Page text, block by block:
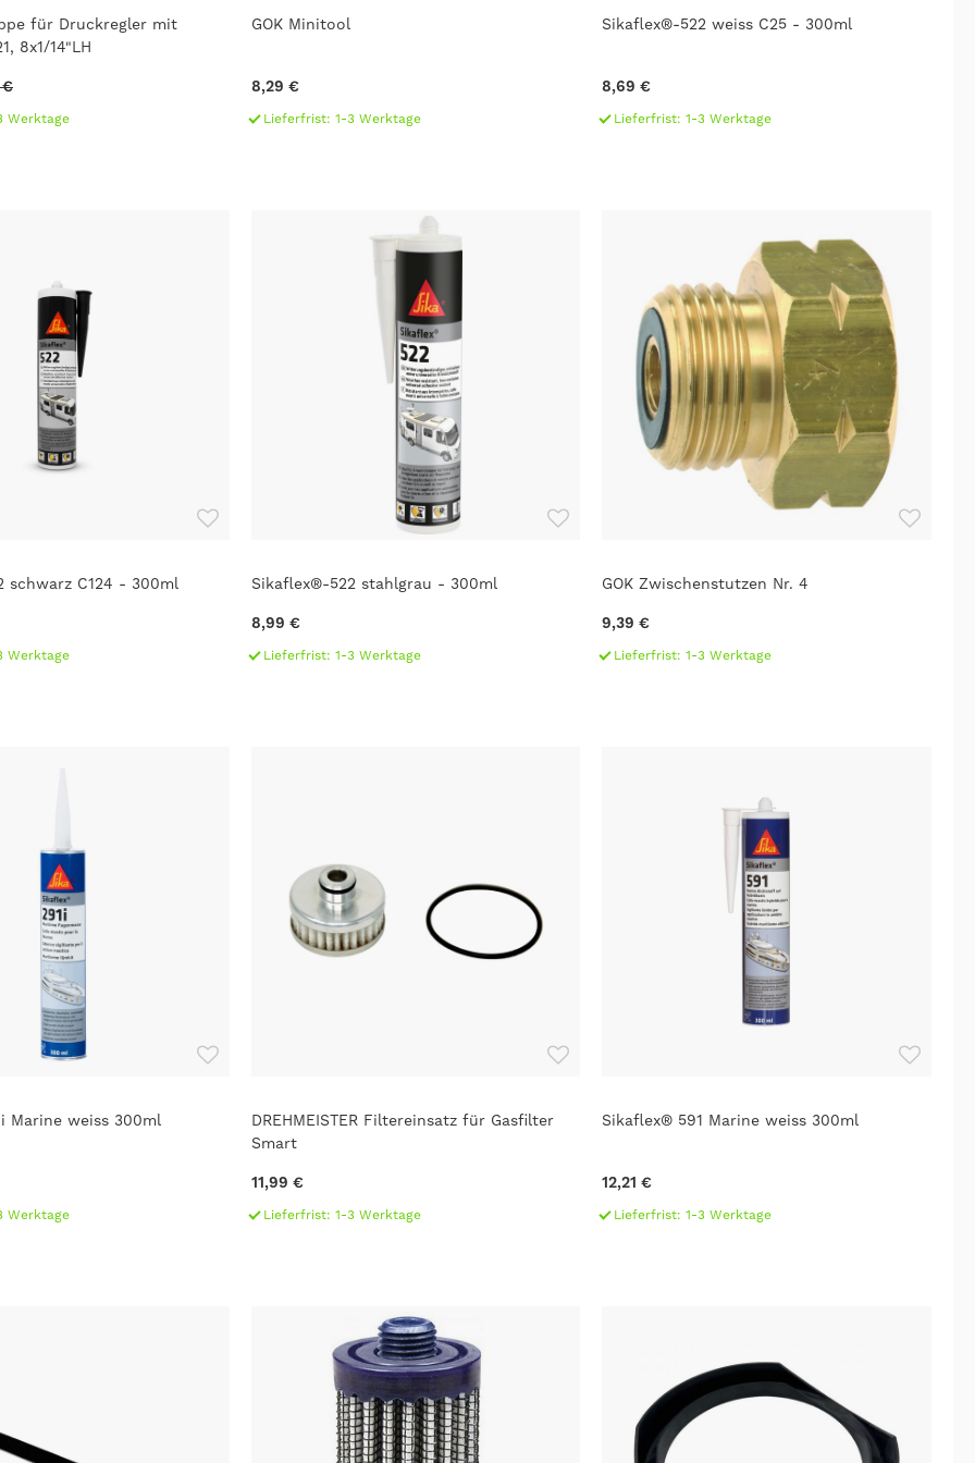
für Druckregler mit
8x1/14"LH
€
Werktage
GOK Minitool
8,29 €
Lieferfrist: 1-3 Werktage
Sikaflex®-522 weiss C25 - 300ml
8,69 €
Lieferfrist: 1-3 Werktage
schwarz C124 - 300ml
Werktage
Sikaflex®-522 stahlgrau - 300ml
8,99 €
Lieferfrist: 1-3 Werktage
GOK Zwischenstutzen Nr. 4
9,39 €
Lieferfrist: 1-3 Werktage
Marine weiss 300ml
Werktage
DREHMEISTER Filtereinsatz für Gasfilter
Smart
11,99 €
Lieferfrist: 1-3 Werktage
Sikaflex® 591 Marine weiss 300ml
12,21 €
Lieferfrist: 1-3 Werktage